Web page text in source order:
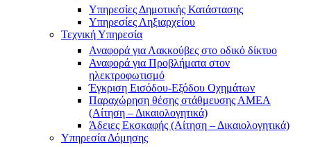
Υπηρεσίες Δημοτικής Κατάστασης
Υπηρεσίες Ληξιαρχείου
Τεχνική Υπηρεσία
Αναφορά για Λακκούβες στο οδικό δίκτυο
Αναφορά για Προβλήματα στον
ηλεκτροφωτισμό
Έγκριση Εισόδου-Εξόδου Οχημάτων
Παραχώρηση θέσης στάθμευσης ΑΜΕΑ
(Αίτηση – Δικαιολογητικά)
Άδειες Εκσκαφής (Αίτηση – Δικαιολογητικά)
Υπηρεσία Δόμησης